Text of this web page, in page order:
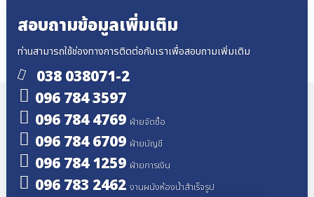
สอบถามข้อมูลเพิ่มเติม
ท่านสามารถใช้ช่องทางการติดต่อกับเราเพื่อสอบถามเพิ่มเติม
038 038071-2
096 784 3597
096 784 4769 ฝ่ายจัดซื้อ
096 784 6709 ฝ่ายบัญชี
096 784 1259 ฝ่ายการเงิน
096 783 2462 งานผนังห้องน้ำสำเร็จรูป